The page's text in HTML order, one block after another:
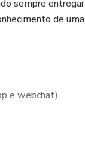
certificación.
sempre entregar
de uma
e webchat).